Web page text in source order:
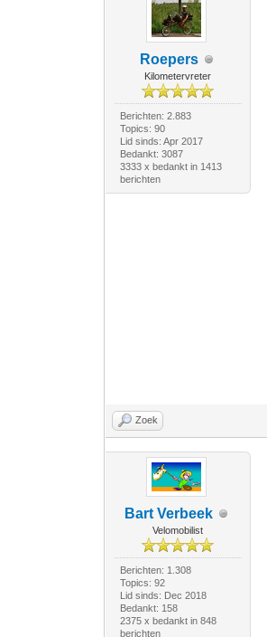
Roepers
Kilometervreter
Berichten: 2.883
Topics: 90
Lid sinds: Apr 2017
Bedankt: 3087
3333 x bedankt in 1413
berichten
Zoek
Bart Verbeek
Velomobilist
Berichten: 1.308
Topics: 92
Lid sinds: Dec 2018
Bedankt: 158
2375 x bedankt in 848
berichten